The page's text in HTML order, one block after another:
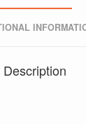
Description